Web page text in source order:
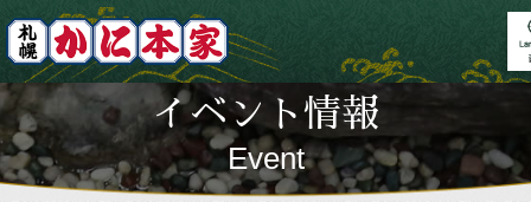
ホーム
お料理 Menu
店舗案内 Locations
イベント情報
Event
日本語
English